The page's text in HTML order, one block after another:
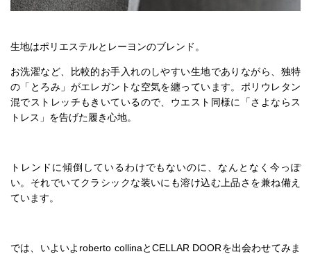
生地はポリエステルとレーヨンのブレンド。
お洗濯など、比較的お手入れのしやすい生地でありながら、独特
の「とろみ」がエレガントな空気を纏っています。ポリウレタン
混でストレッチもきいているので、ウエスト同様に「さよならス
トレス」を告げた履き心地。
トレンドに傾倒しているわけでもないのに、なんとなく今っぽ
い。それでいてクラシックな装いにも溶け込む上品さを兼ね備え
ています。
では、いよいよroberto collinaとCELLAR DOORを出会わせてみま